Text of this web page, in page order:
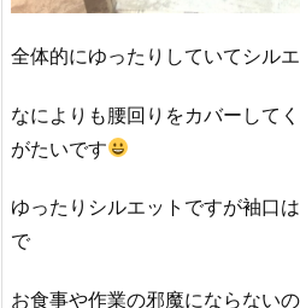
全体的にゆったりしていてシル
なによりも腰回りをカバーして
がたいです
ゆったりシルエットですが袖口
で
お食事や作業の邪魔にならない